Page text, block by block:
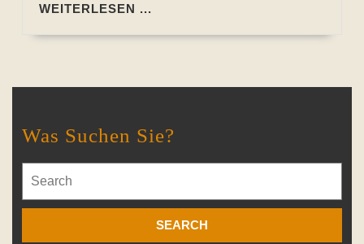
WEITERLESEN ...
Was Suchen Sie?
for: